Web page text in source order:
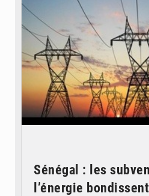
Sénégal : les
l’énergie